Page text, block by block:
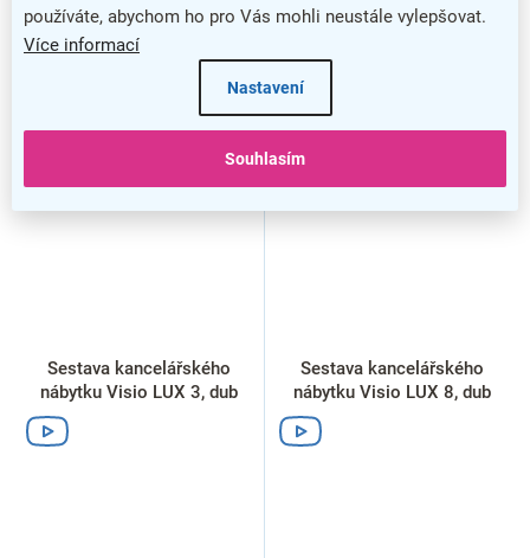
používáte, abychom ho pro Vás mohli neustále vylepšovat.
Více informací
Nastavení
Souhlasím
Sestava kancelářského
nábytku Visio LUX 3, dub
Sestava kancelářského
nábytku Visio LUX 8, dub